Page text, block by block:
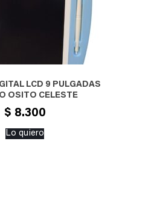
LCD 9 PULGADAS
OSITO CELESTE
$ 8.300
Lo quiero